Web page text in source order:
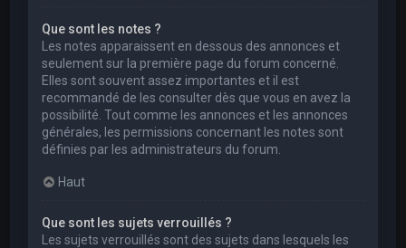
Que sont les notes ?
Les notes apparaissent en dessous des annonces et
seulement sur la première page du forum concerné.
Elles sont souvent assez importantes et il est
recommandé de les consulter dès que vous en avez la
possibilité. Tout comme les annonces et les annonces
générales, les permissions concernant les notes sont
définies par les administrateurs du forum.
Haut
Que sont les sujets verrouillés ?
Les sujets verrouillés sont des sujets dans lesquels les